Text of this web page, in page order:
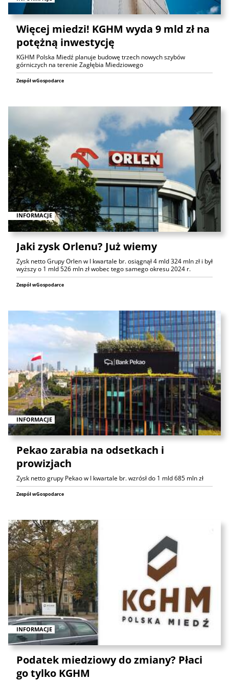
Więcej miedzi! KGHM wyda 9 mld zł na
potężną inwestycję
KGHM Polska Miedź planuje budowę trzech nowych szybów
górniczych na terenie Zagłębia Miedziowego
Zespół wGospodarce
INFORMACJE
Jaki zysk Orlenu? Już wiemy
Zysk netto Grupy Orlen w I kwartale br. osiągnął 4 mld 324 mln zł i był
wyższy o 1 mld 526 mln zł wobec tego samego okresu 2024 r.
Zespół wGospodarce
INFORMACJE
Pekao zarabia na odsetkach i
prowizjach
Zysk netto grupy Pekao w I kwartale br. wzrósł do 1 mld 685 mln zł
Zespół wGospodarce
INFORMACJE
Podatek miedziowy do zmiany? Płaci
go tylko KGHM